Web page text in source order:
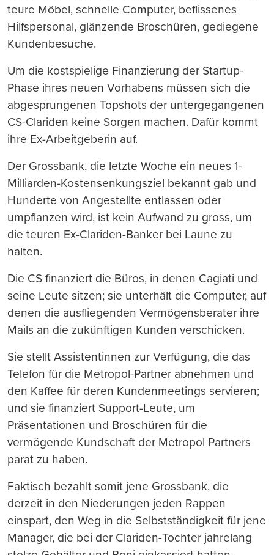
teure Möbel, schnelle Computer, beflissenes
Hilfspersonal, glänzende Broschüren, gediegene
Kundenbesuche.
Um die kostspielige Finanzierung der Startup-
Phase ihres neuen Vorhabens müssen sich die
abgesprungenen Topshots der untergegangenen
CS-Clariden keine Sorgen machen. Dafür kommt
ihre Ex-Arbeitgeberin auf.
Der Grossbank, die letzte Woche ein neues 1-
Milliarden-Kostensenkungsziel bekannt gab und
Hunderte von Angestellte entlassen oder
umpflanzen wird, ist kein Aufwand zu gross, um
die teuren Ex-Clariden-Banker bei Laune zu
halten.
Die CS finanziert die Büros, in denen Cagiati und
seine Leute sitzen; sie unterhält die Computer, auf
denen die ausfliegenden Vermögensberater ihre
Mails an die zukünftigen Kunden verschicken.
Sie stellt Assistentinnen zur Verfügung, die das
Telefon für die Metropol-Partner abnehmen und
den Kaffee für deren Kundenmeetings servieren;
und sie finanziert Support-Leute, um
Präsentationen und Broschüren für die
vermögende Kundschaft der Metropol Partners
parat zu haben.
Faktisch bezahlt somit jene Grossbank, die
derzeit in den Niederungen jeden Rappen
einspart, den Weg in die Selbstständigkeit für jene
Manager, die bei der Clariden-Tochter jahrelang